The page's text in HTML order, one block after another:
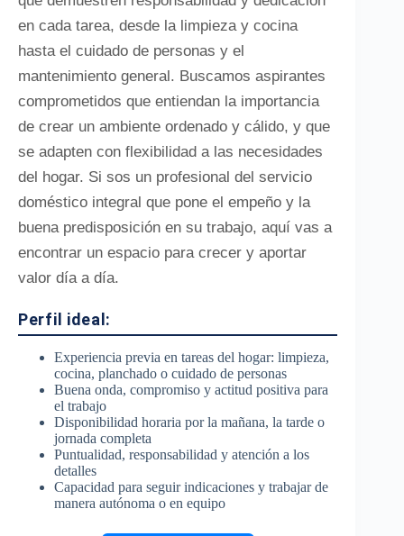
en cada tarea, desde la limpieza y cocina
hasta el cuidado de personas y el
mantenimiento general. Buscamos aspirantes
comprometidos que entiendan la importancia
de crear un ambiente ordenado y cálido, y que
se adapten con flexibilidad a las necesidades
del hogar. Si sos un profesional del servicio
doméstico integral que pone el empeño y la
buena predisposición en su trabajo, aquí vas a
encontrar un espacio para crecer y aportar
valor día a día.
Perfil ideal:
Experiencia previa en tareas del hogar: limpieza,
cocina, planchado o cuidado de personas
Buena onda, compromiso y actitud positiva para
el trabajo
Disponibilidad horaria por la mañana, la tarde o
jornada completa
Puntualidad, responsabilidad y atención a los
detalles
Capacidad para seguir indicaciones y trabajar de
manera autónoma o en equipo